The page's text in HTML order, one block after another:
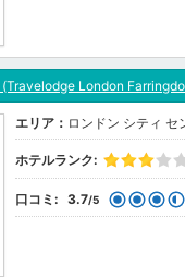
(Travelodge London
エリア： ロンドン シティ セ
ホテルランク:
口コミ: 3.7/5